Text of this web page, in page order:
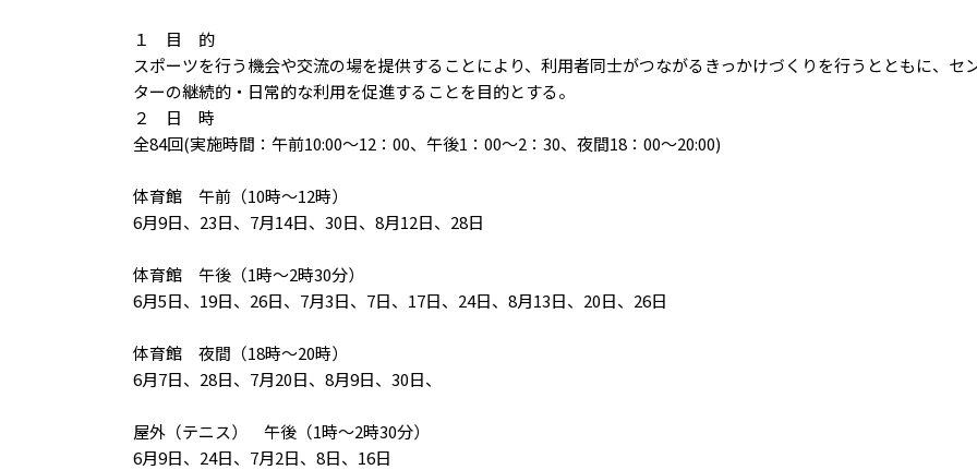
１ 目 的
スポーツを行う機会や交流の場を提供することにより、利用者同士がつながるきっかけづくりを行うとともに、セ
ターの継続的・日常的な利用を促進することを目的とする。
２ 日 時
全84回(実施時間：午前10:00～12：00、午後1：00～2：30、夜間18：00～20:00)
体育館 午前（10時～12時）
6月9日、23日、7月14日、30日、8月12日、28日
体育館 午後（1時～2時30分）
6月5日、19日、26日、7月3日、7日、17日、24日、8月13日、20日、26日
体育館 夜間（18時～20時）
6月7日、28日、7月20日、8月9日、30日、
屋外（テニス） 午後（1時～2時30分）
6月9日、24日、7月2日、8日、16日